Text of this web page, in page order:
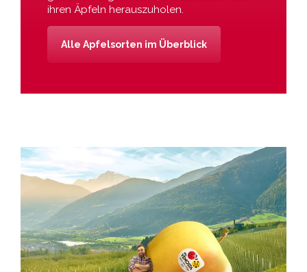
ihren Äpfeln herauszuholen.
Alle Apfelsorten im Überblick